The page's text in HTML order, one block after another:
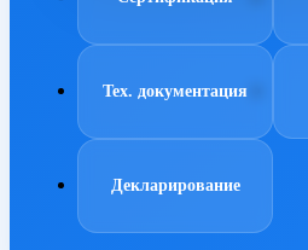
Тех. документация
Декларирование